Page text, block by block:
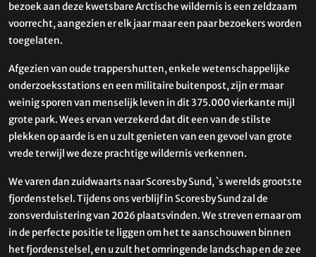
bezoek aan deze kwetsbare Arctische wildernis is een zeldzaam
voorrecht, aangezien er elk jaar maar een paar bezoekers worden
toegelaten.
Afgezien van oude trappershutten, enkele wetenschappelijke
onderzoeksstations en een militaire buitenpost, zijn er maar
weinig sporen van menselijk leven in dit 375.000 vierkante mijl
grote park. Wees ervan verzekerd dat dit een van de stilste
plekken op aarde is en u zult genieten van een gevoel van grote
vrede terwijl we deze prachtige wildernis verkennen.
We varen dan zuidwaarts naar Scoresby Sund, `s werelds grootste
fjordenstelsel. Tijdens ons verblijf in Scoresby Sund zal de
zonsverduistering van 2026 plaatsvinden. We streven ernaar om
in de perfecte positie te liggen om het te aanschouwen binnen
het fjordenstelsel, en u zult het omringende landschap en de zee